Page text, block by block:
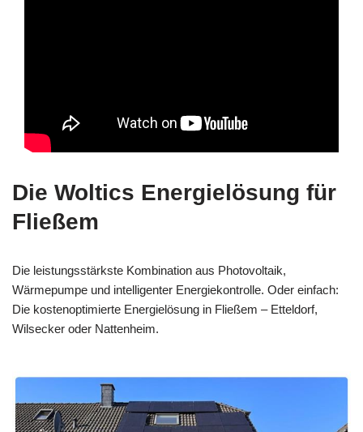
Die Woltics Energielösung für
Fließem
Die leistungsstärkste Kombination aus Photovoltaik,
Wärmepumpe und intelligenter Energiekontrolle. Oder einfach:
Die kostenoptimierte Energielösung in Fließem – Etteldorf,
Wilsecker oder Nattenheim.